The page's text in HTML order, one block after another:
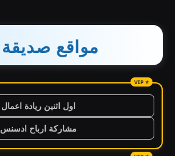
مواقع صديقة
اول اثنين ريادة اعمال
مشاركة ارباح ادسنس